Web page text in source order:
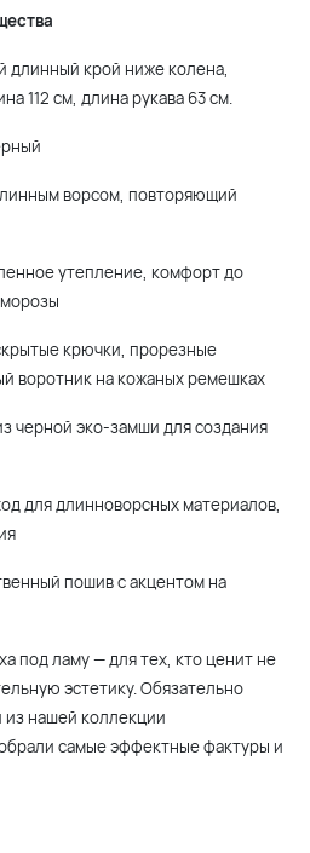
длинный крой ниже колена,
112 см, длина рукава 63 см.
ворсом, повторяющий
утепление, комфорт до
крючки, прорезные
воротник на кожаных ремешках
черной эко-замши для создания
для длинноворсных материалов,
пошив с акцентом на
под ламу — для тех, кто ценит не
эстетику. Обязательно
нашей коллекции
самые эффектные фактуры и